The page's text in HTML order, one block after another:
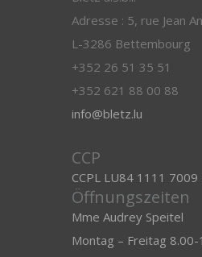
Adresse : 5, rue Jean
L-3286 Bettembourg
+352 26 51 35 51
+352 621 88 00 88
info@bletz.lu
CCP
CCPL LU84 1111
Öffnungszeiten
Mme Audrey Speitel
Montag – Freitag